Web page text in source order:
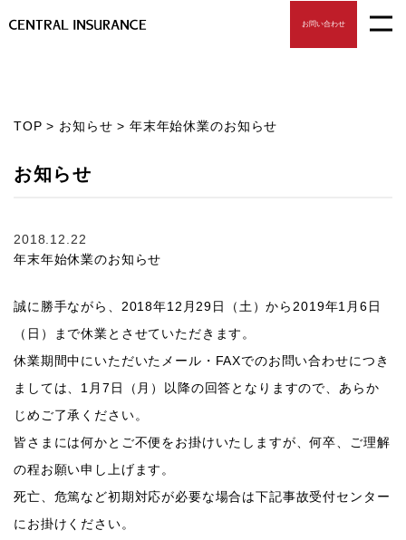
お問い合わせ
TOP > お知らせ > 年末年始休業のお知らせ
お知らせ
2018.12.22
年末年始休業のお知らせ
誠に勝手ながら、2018年12月29日（土）から2019年1月6日
（日）まで休業とさせていただきます。
休業期間中にいただいたメール・FAXでのお問い合わせにつき
ましては、1月7日（月）以降の回答となりますので、あらか
じめご了承ください。
皆さまには何かとご不便をお掛けいたしますが、何卒、ご理解
の程お願い申し上げます。
死亡、危篤など初期対応が必要な場合は下記事故受付センター
にお掛けください。